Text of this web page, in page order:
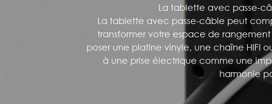
La tablette avec passe-
La tablette avec passe-câble peut
transformer votre espace de
poser une platine vinyle, une chaîne HIFI
à une prise électrique comme une
harmonie